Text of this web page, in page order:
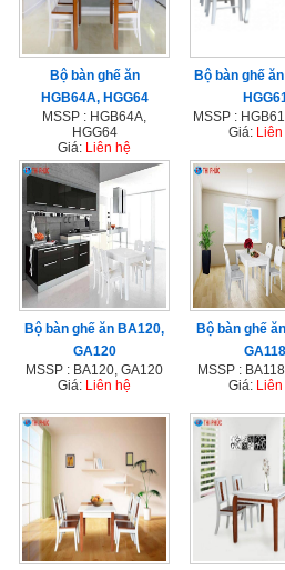
Bộ bàn ghế ăn
HGB64A, HGG64
MSSP : HGB64A,
HGG64
Giá: Liên hệ
Bộ bàn ghế
MSSP :
Giá:
Bộ bàn ghế ăn BA120,
GA120
MSSP : BA120, GA120
Giá: Liên hệ
Bộ bàn ghế
GA118
MSSP :
Giá: